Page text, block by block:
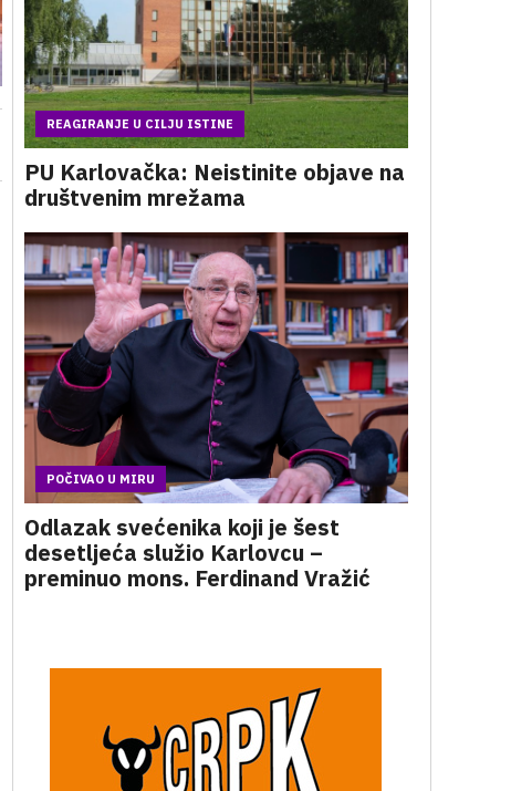
REAGIRANJE U CILJU ISTINE
PU Karlovačka: Neistinite objave na
društvenim mrežama
POČIVAO U MIRU
Odlazak svećenika koji je šest
desetljeća služio Karlovcu –
preminuo mons. Ferdinand Vražić